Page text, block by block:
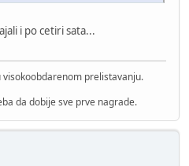
i po cetiri sata...
prelistavanju.
da dobije sve prve nagrade.